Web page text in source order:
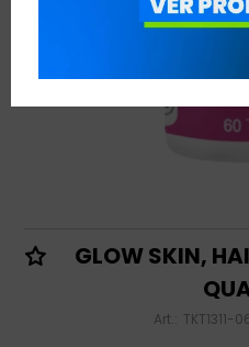
GLOW SKIN,
TKT1311-